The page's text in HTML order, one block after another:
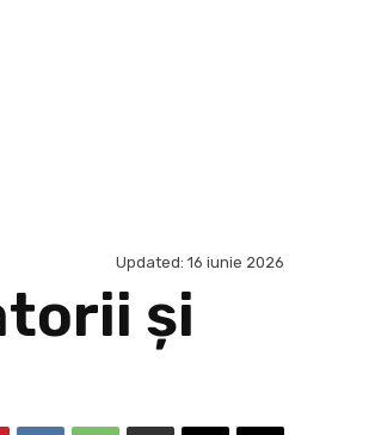
Updated: 16 iunie 2026
şi